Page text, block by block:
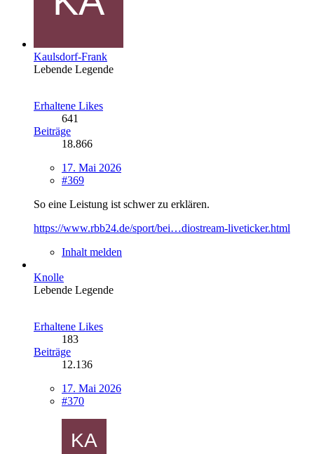
Kaulsdorf-Frank
Lebende Legende
Erhaltene Likes
641
Beiträge
18.866
17. Mai 2026
#369
So eine Leistung ist schwer zu erklären.
https://www.rbb24.de/sport/bei…diostream-liveticker.html
Inhalt melden
Knolle
Lebende Legende
Erhaltene Likes
183
Beiträge
12.136
17. Mai 2026
#370